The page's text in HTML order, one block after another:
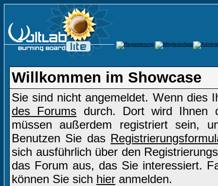
Willkommen im Showcase
Sie sind nicht angemeldet. Wenn
des Forums durch. Dort wird Ihnen
müssen außerdem registriert sein,
Benutzen Sie das
sich ausführlich über den
das Forum aus, das Sie interessiert.
können Sie sich hier anmelden.